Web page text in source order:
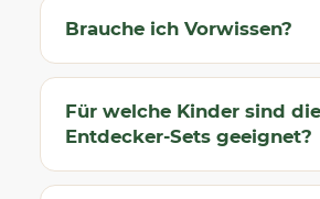
Brauche ich Vorwissen?
Für welche Kinder sind die
Entdecker-Sets geeignet?